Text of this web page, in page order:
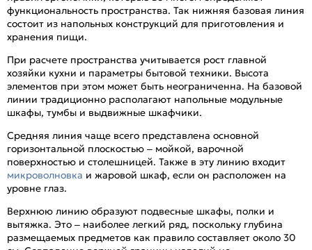
функциональность пространства. Так нижняя базовая линия
состоит из напольных конструкций для приготовления и
хранения пищи.
При расчете пространства учитывается рост главной
хозяйки кухни и параметры бытовой техники. Высота
элементов при этом может быть неограниченна. На базовой
линии традиционно располагают напольные модульные
шкафы, тумбы и выдвижные шкафчики.
Средняя линия чаще всего представлена основной
горизонтальной плоскостью – мойкой, варочной
поверхностью и столешницей. Также в эту линию входит
микроволновка и жаровой шкаф, если он расположен на
уровне глаз.
Верхнюю линию образуют подвесные шкафы, полки и
вытяжка. Это – наиболее легкий ряд, поскольку глубина
размещаемых предметов как правило составляет около 30